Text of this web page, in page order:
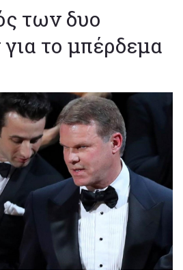
των δυο
το μπέρδεμα